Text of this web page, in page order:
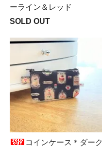
ーライン＆レッド
SOLD OUT
コインケース＊ダーク